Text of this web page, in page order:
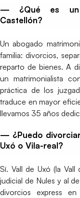
— ¿Qué es un
Castellón?
Un abogado
familia: divorcios,
reparto de bienes. A
un matrimonialista
práctica de los
traduce en mayor
llevamos 35 años
— ¿Puedo
Uxó o Vila-real?
Sí. Vall de Uxó (la Vall
judicial de Nules y al
divorcios express